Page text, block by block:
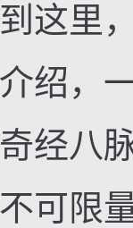
里，
绍，
经八
可限